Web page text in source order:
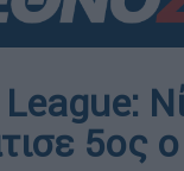
5ος